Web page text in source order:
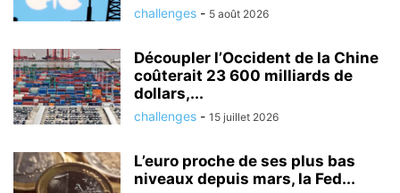
challenges - 5 août 2026
Découpler l’Occident de la Chine
coûterait 23 600 milliards de
dollars,...
challenges - 15 juillet 2026
L’euro proche de ses plus bas
niveaux depuis mars, la Fed...